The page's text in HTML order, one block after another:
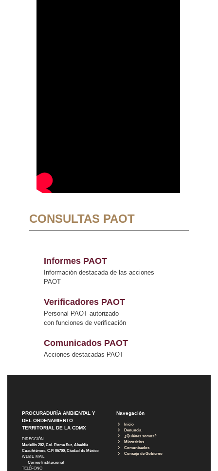
CONSULTAS PAOT
Informes PAOT
Información destacada de las acciones
PAOT
Verificadores PAOT
Personal PAOT autorizado
con funciones de verificación
Comunicados PAOT
Acciones destacadas PAOT
PROCURADURÍA AMBIENTAL Y
DEL ORDENAMIENTO
TERRITORIAL DE LA CDMX
DIRECCIÓN
Medellín 202, Col. Roma Sur, Alcaldía
Cuauhtémoc, C.P. 06700, Ciudad de México
WEB E-MAIL
Correo Institucional
TELÉFONO
Navegación
Inicio
Denuncia
¿Quiénes somos?
Micrositios
Comunicados
Consejo de Gobierno